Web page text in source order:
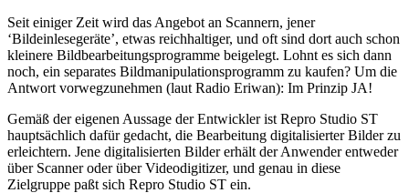
Seit einiger Zeit wird das Angebot an Scannern, jener
‘Bildeinlesegeräte’, etwas reichhaltiger, und oft sind dort auch schon
kleinere Bildbearbeitungsprogramme beigelegt. Lohnt es sich dann
noch, ein separates Bildmanipulationsprogramm zu kaufen? Um die
Antwort vorwegzunehmen (laut Radio Eriwan): Im Prinzip JA!
Gemäß der eigenen Aussage der Entwickler ist Repro Studio ST
hauptsächlich dafür gedacht, die Bearbeitung digitalisierter Bilder zu
erleichtern. Jene digitalisierten Bilder erhält der Anwender entweder
über Scanner oder über Videodigitizer, und genau in diese
Zielgruppe paßt sich Repro Studio ST ein.